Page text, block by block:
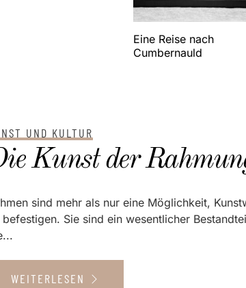
Eine Reise nach
Cumbernauld
UND KULTUR
Kunst der
sind mehr als nur eine Möglichkeit,
befestigen. Sie sind ein wesentlicher
WEITERLESEN